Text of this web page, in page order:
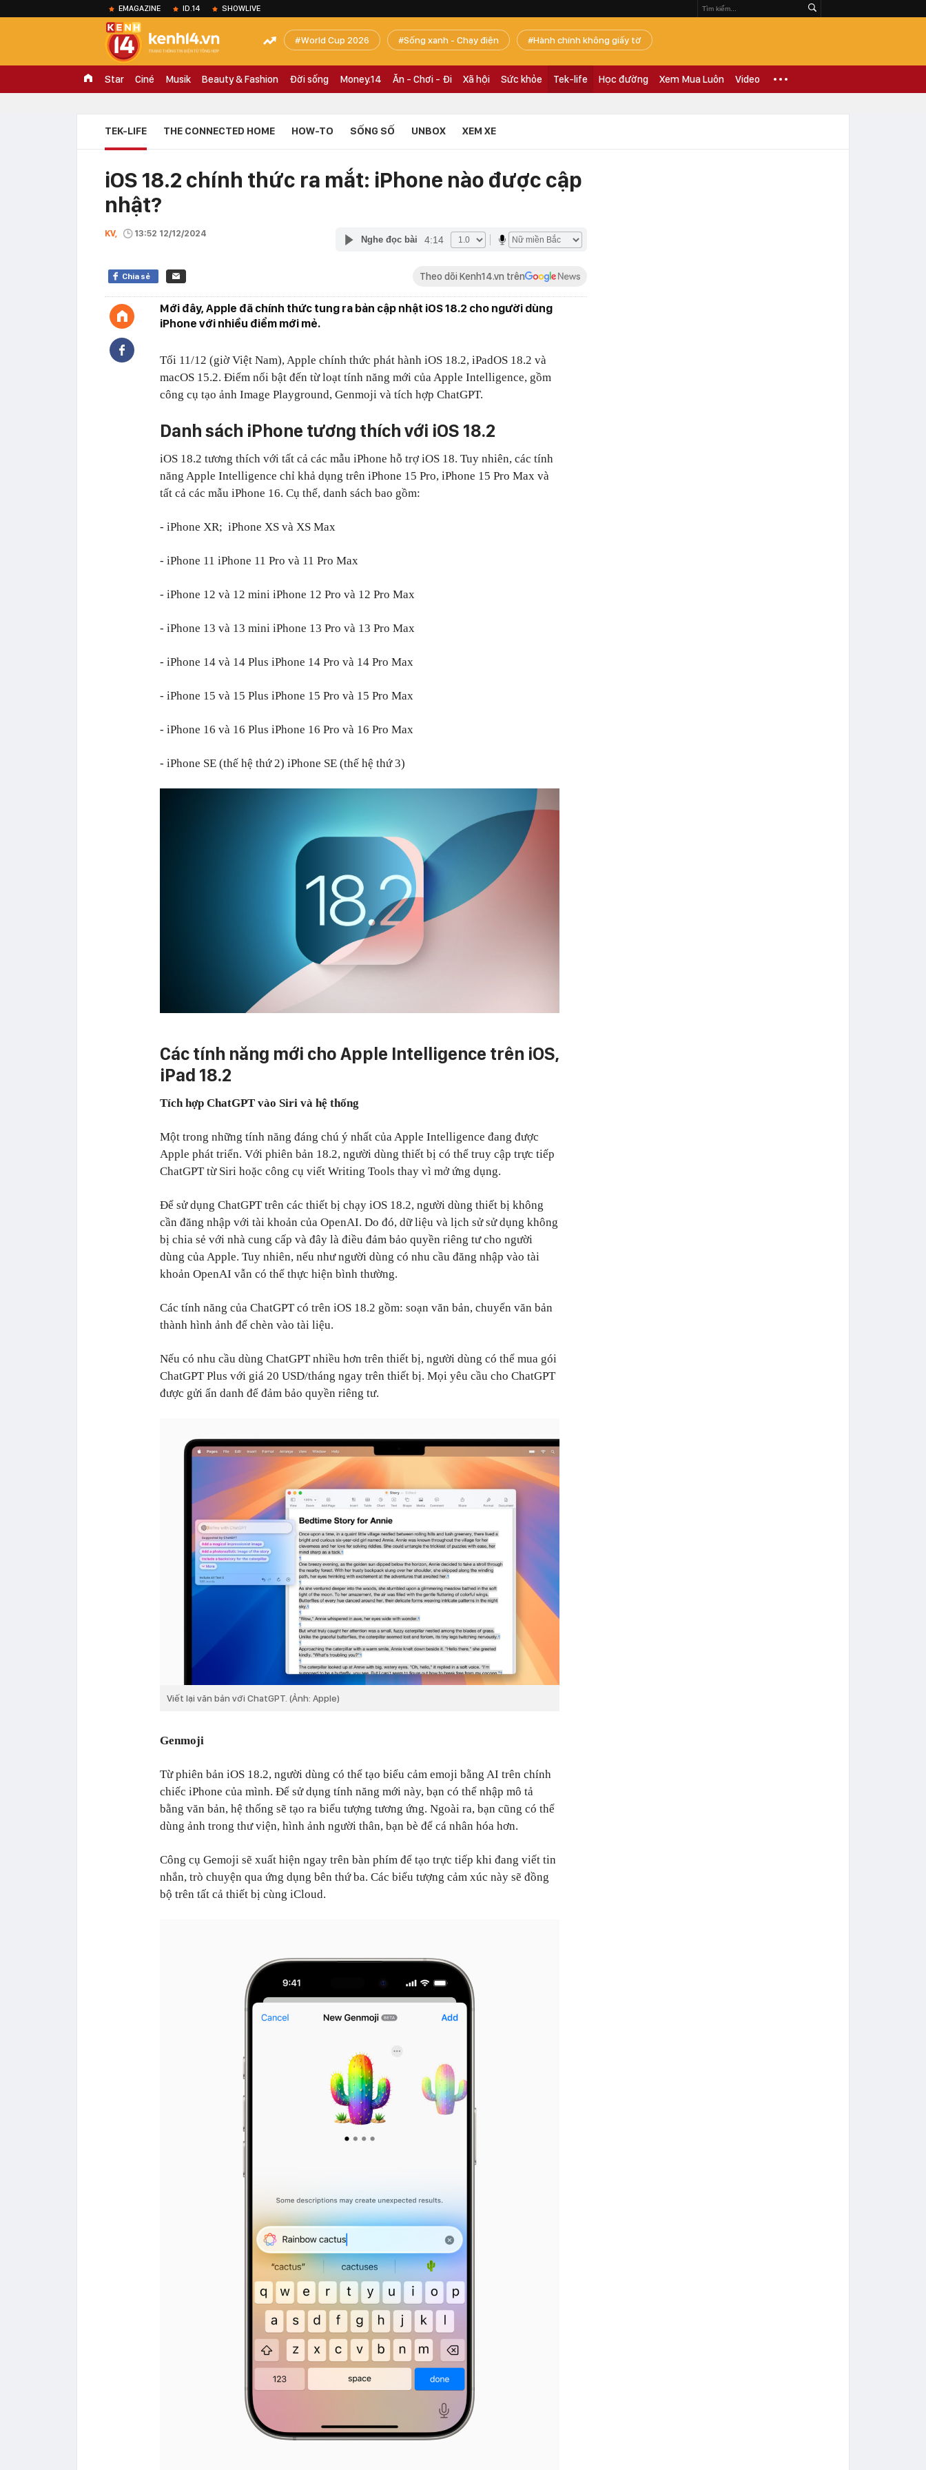
EMAGAZINE ID.14 SHOWLIVE
World Cup 2026 Sống xanh - Chạy điện Hành chính không giấy tờ
Star Ciné Musik Beauty & Fashion Đời sống Money.14 Ăn - Chơi - Đi Xã hội Sức khỏe Tek-life Học đường Xem Mua Luôn Video
TEK-LIFE THE CONNECTED HOME HOW-TO SỐNG SỐ UNBOX XEM XE
iOS 18.2 chính thức ra mắt: iPhone nào được cập
nhật?
KV, 13:52 12/12/2024
Nghe đọc bài 4:14
Chia sẻ Theo dõi Kenh14.vn trên
Mới đây, Apple đã chính thức tung ra bản cập nhật iOS 18.2 cho người dùng
iPhone với nhiều điểm mới mẻ.
Tối 11/12 (giờ Việt Nam), Apple chính thức phát hành iOS 18.2, iPadOS 18.2 và
macOS 15.2. Điểm nổi bật đến từ loạt tính năng mới của Apple Intelligence, gồm
công cụ tạo ảnh Image Playground, Genmoji và tích hợp ChatGPT.
Danh sách iPhone tương thích với iOS 18.2
iOS 18.2 tương thích với tất cả các mẫu iPhone hỗ trợ iOS 18. Tuy nhiên, các tính
năng Apple Intelligence chỉ khả dụng trên iPhone 15 Pro, iPhone 15 Pro Max và
tất cả các mẫu iPhone 16. Cụ thể, danh sách bao gồm:
- iPhone XR; iPhone XS và XS Max
- iPhone 11 iPhone 11 Pro và 11 Pro Max
- iPhone 12 và 12 mini iPhone 12 Pro và 12 Pro Max
- iPhone 13 và 13 mini iPhone 13 Pro và 13 Pro Max
- iPhone 14 và 14 Plus iPhone 14 Pro và 14 Pro Max
- iPhone 15 và 15 Plus iPhone 15 Pro và 15 Pro Max
- iPhone 16 và 16 Plus iPhone 16 Pro và 16 Pro Max
- iPhone SE (thế hệ thứ 2) iPhone SE (thế hệ thứ 3)
Các tính năng mới cho Apple Intelligence trên iOS,
iPad 18.2
Tích hợp ChatGPT vào Siri và hệ thống
Một trong những tính năng đáng chú ý nhất của Apple Intelligence đang được
Apple phát triển. Với phiên bản 18.2, người dùng thiết bị có thể truy cập trực tiếp
ChatGPT từ Siri hoặc công cụ viết Writing Tools thay vì mở ứng dụng.
Để sử dụng ChatGPT trên các thiết bị chạy iOS 18.2, người dùng thiết bị không
cần đăng nhập với tài khoản của OpenAI. Do đó, dữ liệu và lịch sử sử dụng không
bị chia sẻ với nhà cung cấp và đây là điều đảm bảo quyền riêng tư cho người
dùng của Apple. Tuy nhiên, nếu như người dùng có nhu cầu đăng nhập vào tài
khoản OpenAI vẫn có thể thực hiện bình thường.
Các tính năng của ChatGPT có trên iOS 18.2 gồm: soạn văn bản, chuyển văn bản
thành hình ảnh để chèn vào tài liệu.
Nếu có nhu cầu dùng ChatGPT nhiều hơn trên thiết bị, người dùng có thể mua gói
ChatGPT Plus với giá 20 USD/tháng ngay trên thiết bị. Mọi yêu cầu cho ChatGPT
được gửi ẩn danh để đảm bảo quyền riêng tư.
Viết lại văn bản với ChatGPT. (Ảnh: Apple)
Genmoji
Từ phiên bản iOS 18.2, người dùng có thể tạo biểu cảm emoji bằng AI trên chính
chiếc iPhone của mình. Để sử dụng tính năng mới này, bạn có thể nhập mô tả
bằng văn bản, hệ thống sẽ tạo ra biểu tượng tương ứng. Ngoài ra, bạn cũng có thể
dùng ảnh trong thư viện, hình ảnh người thân, bạn bè để cá nhân hóa hơn.
Công cụ Gemoji sẽ xuất hiện ngay trên bàn phím để tạo trực tiếp khi đang viết tin
nhắn, trò chuyện qua ứng dụng bên thứ ba. Các biểu tượng cảm xúc này sẽ đồng
bộ trên tất cả thiết bị cùng iCloud.